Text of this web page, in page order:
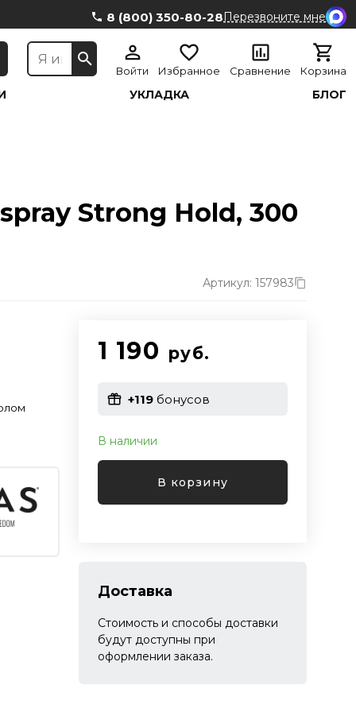
8 (800) 350-80-28Перезвоните мне
Войти Избранное Сравнение Корзина
УКЛАДКА БЛОГ
Strong Hold, 300
Артикул: 157983
1 190 руб.
+119бонусов
В наличии
В корзину
Доставка
Стоимость и способы доставки
будут доступны при
оформлении заказа.